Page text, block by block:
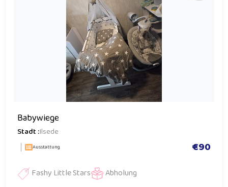
Babywiege
Stadt :Ilsede
Ausstattung €90
Fashy Little Stars Abholung